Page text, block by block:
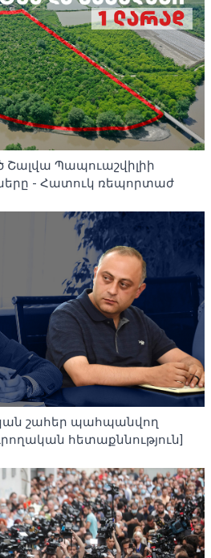
Շալվա Պապուաշվիլիի
- Հատուկ ռեպորտաժ
շահեր պահպանվող
հետաքննություն]